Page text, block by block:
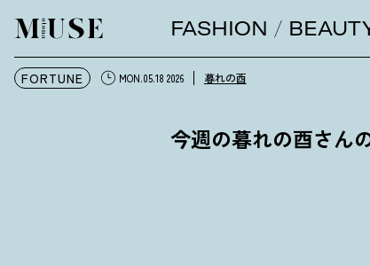
オトナミューズ ウェブFASHION
FORTUNE MON.05.18 2026 暮れの酉
今週の暮れの酉さん